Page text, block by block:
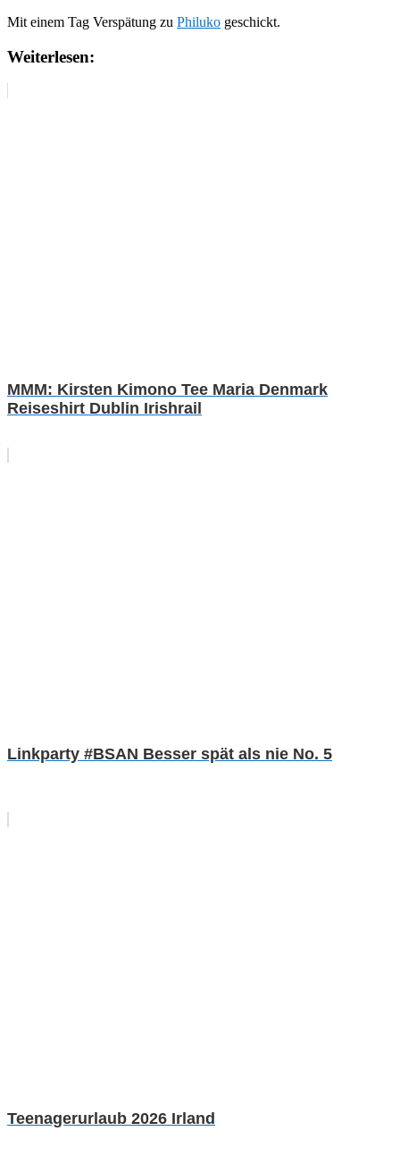
Mit einem Tag Verspätung zu Philuko geschickt.
Weiterlesen:
MMM: Kirsten Kimono Tee Maria Denmark
Reiseshirt Dublin Irishrail
Linkparty #BSAN Besser spät als nie No. 5
Teenagerurlaub 2026 Irland